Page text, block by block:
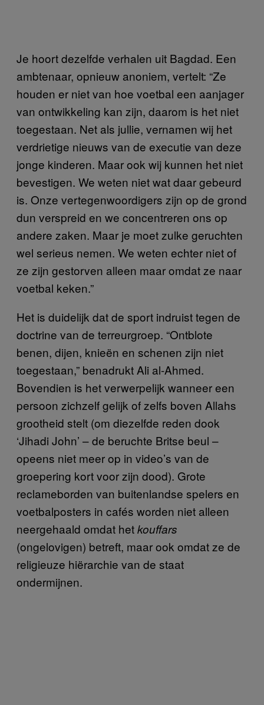
Je hoort dezelfde verhalen uit Bagdad. Een
ambtenaar, opnieuw anoniem, vertelt: “Ze
houden er niet van hoe voetbal een aanjager
van ontwikkeling kan zijn, daarom is het niet
toegestaan. Net als jullie, vernamen wij het
verdrietige nieuws van de executie van deze
jonge kinderen. Maar ook wij kunnen het niet
bevestigen. We weten niet wat daar gebeurd
is. Onze vertegenwoordigers zijn op de grond
dun verspreid en we concentreren ons op
andere zaken. Maar je moet zulke geruchten
wel serieus nemen. We weten echter niet of
ze zijn gestorven alleen maar omdat ze naar
voetbal keken.”
Het is duidelijk dat de sport indruist tegen de
doctrine van de terreurgroep. “Ontblote
benen, dijen, knieën en schenen zijn niet
toegestaan,” benadrukt Ali al-Ahmed.
Bovendien is het verwerpelijk wanneer een
persoon zichzelf gelijk of zelfs boven Allahs
grootheid stelt (om diezelfde reden dook
‘Jihadi John’ – de beruchte Britse beul –
opeens niet meer op in video’s van de
groepering kort voor zijn dood). Grote
reclameborden van buitenlandse spelers en
voetbalposters in cafés worden niet alleen
neergehaald omdat hetkouffars
(ongelovigen) betreft, maar ook omdat ze de
religieuze hiërarchie van de staat
ondermijnen.